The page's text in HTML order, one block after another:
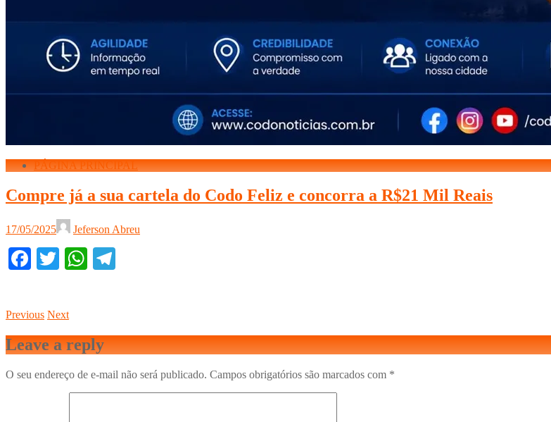
PÁGINA PRINCIPAL
Compre já a sua cartela do Codo Feliz e concorra a R$21 Mil Reais
17/05/2025 Jeferson Abreu
Facebook
TwitterWhatsApp
Previous Next
Leave a reply
O seu endereço de e-mail não será publicado. Campos obrigatórios são marcados com *